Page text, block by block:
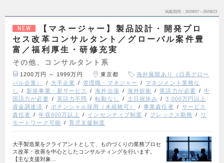
掲載期間 26/08/07～26/08/23
NEW
【マネージャー】製品設計・開発プロ
セス改革コンサルタント／グローバル案件豊
富／福利厚生・研修充実
その他、コンサルタント系
1200万円 ～ 1999万円 東京都
海外展開あり（日系グロー
バル企業）
大手企業 管理職・マネジャー
マネジメント業務な
し
新規事業・新サービス 海外出張 海外折衝 英語力が必要
中
国語力が必要
英語力不問 転勤なし 土日祝休み
3,000万円以上
資金調達済
ポテンシャル採用（未経験可） 事業責任者
サービス
責任者
年収600万以上 インセンティブ制度 フレックス勤務
リ
モートワーク可能
育児支援制度
大手製造業をクライアントとして、ものづくりの業務プロセ
ス改革・改善を中心としたコンサルティングを行います。
【主な支援対象…